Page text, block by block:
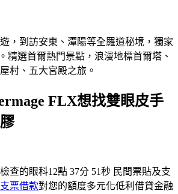
，到訪安東、潭陽等全羅道秘境，獨家
精選首爾熱門景點，浪漫地標首爾塔、
村、五大宮殿之旅。
FLX想找雙眼皮手
查的眼科12點 37分 51秒 民間票貼及支
票借款對您的額度多元化低利借貸金融